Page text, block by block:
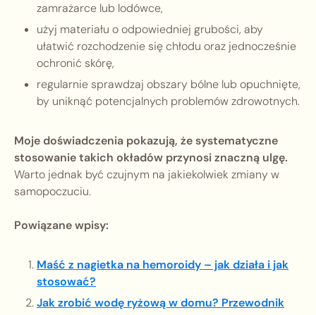
zamrażarce lub lodówce,
użyj materiału o odpowiedniej grubości, aby
ułatwić rozchodzenie się chłodu oraz jednocześnie
ochronić skórę,
regularnie sprawdzaj obszary bólne lub opuchnięte,
by uniknąć potencjalnych problemów zdrowotnych.
Moje doświadczenia pokazują, że systematyczne
stosowanie takich okładów przynosi znaczną ulgę.
Warto jednak być czujnym na jakiekolwiek zmiany w
samopoczuciu.
Powiązane wpisy:
Maść z nagietka na hemoroidy – jak działa i jak
stosować?
Jak zrobić wodę ryżową w domu? Przewodnik